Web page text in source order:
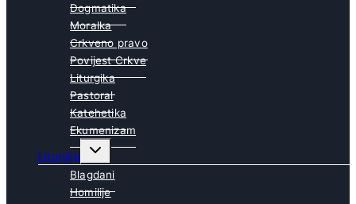
Dogmatika
Moralka
Crkveno pravo
Povijest Crkve
Liturgika
Pastoral
Katehetika
Ekumenizam
Liturgija
Toggle
child
menu
Blagdani
Homilije